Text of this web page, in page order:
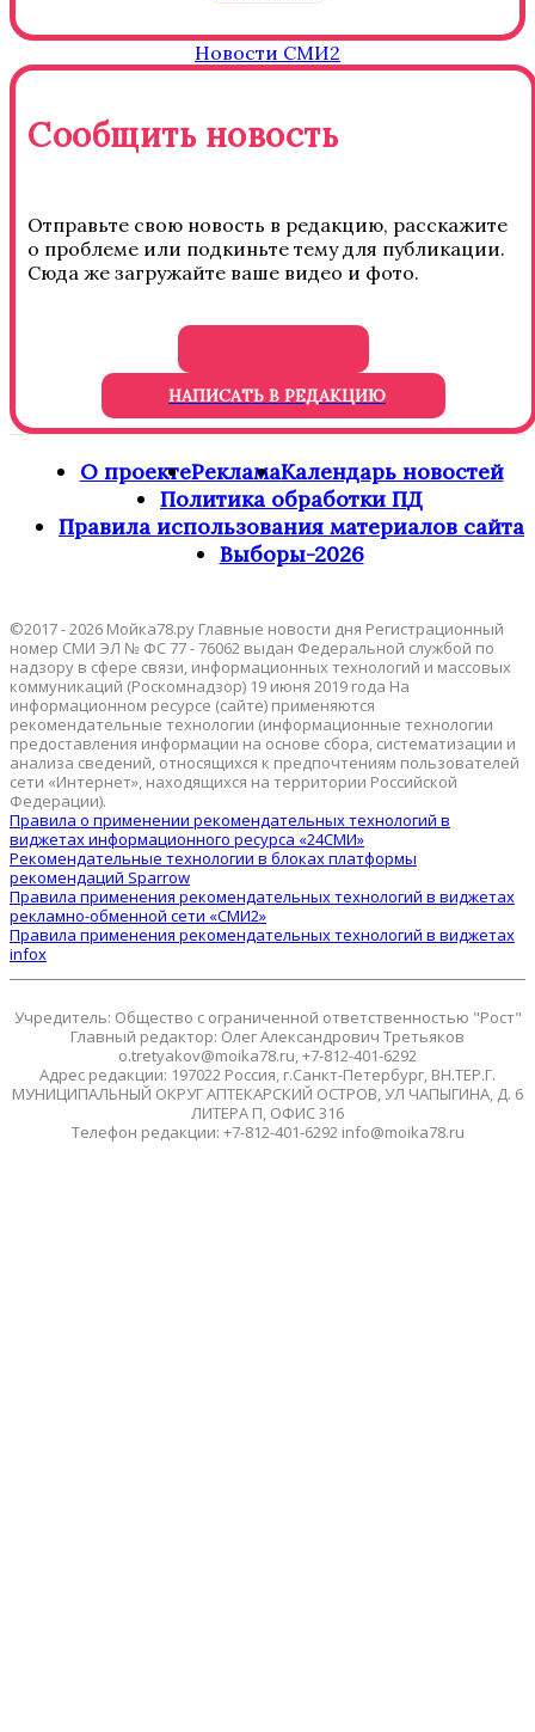
Новости СМИ2
Сообщить новость
Отправьте свою новость в редакцию, расскажите
о проблеме или подкиньте тему для публикации.
Сюда же загружайте ваше видео и фото.
НАПИСАТЬ В РЕДАКЦИЮ
О проектеРекламаКалендарь новостей
Политика обработки ПД
Правила использования материалов сайта
Выборы-2026
©2017 - 2026 Мойка78.ру Главные новости дня Регистрационный
номер СМИ ЭЛ № ФС 77 - 76062 выдан Федеральной службой по
надзору в сфере связи, информационных технологий и массовых
коммуникаций (Роскомнадзор) 19 июня 2019 года На
информационном ресурсе (сайте) применяются
рекомендательные технологии (информационные технологии
предоставления информации на основе сбора, систематизации и
анализа сведений, относящихся к предпочтениям пользователей
сети «Интернет», находящихся на территории Российской
Федерации).
Правила о применении рекомендательных технологий в
виджетах информационного ресурса «24СМИ»
Рекомендательные технологии в блоках платформы
рекомендаций Sparrow
Правила применения рекомендательных технологий в виджетах
рекламно-обменной сети «СМИ2»
Правила применения рекомендательных технологий в виджетах
infox
Учредитель: Общество с ограниченной ответственностью "Рост"
Главный редактор: Олег Александрович Третьяков
o.tretyakov@moika78.ru, +7-812-401-6292
Адрес редакции: 197022 Россия, г.Санкт-Петербург, ВН.ТЕР.Г.
МУНИЦИПАЛЬНЫЙ ОКРУГ АПТЕКАРСКИЙ ОСТРОВ, УЛ ЧАПЫГИНА, Д. 6
ЛИТЕРА П, ОФИС 316
Телефон редакции: +7-812-401-6292 info@moika78.ru